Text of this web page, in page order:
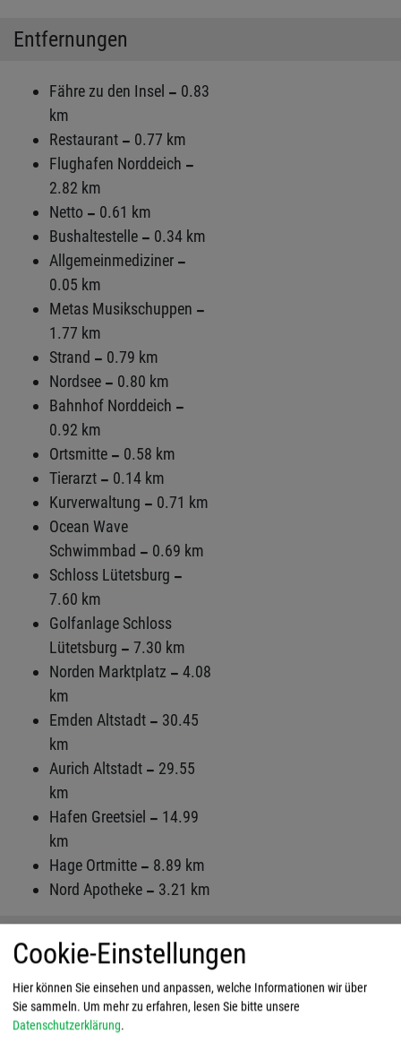
Entfernungen
Fähre zu den Insel
0.83
km
Restaurant
0.77 km
Flughafen Norddeich
2.82 km
Netto
0.61 km
Bushaltestelle
0.34 km
Allgemeinmediziner
0.05 km
Metas Musikschuppen
1.77 km
Strand
0.79 km
Nordsee
0.80 km
Bahnhof Norddeich
0.92 km
Ortsmitte
0.58 km
Tierarzt
0.14 km
Kurverwaltung
0.71 km
Ocean Wave
Schwimmbad
0.69 km
Schloss Lütetsburg
7.60 km
Golfanlage Schloss
Lütetsburg
7.30 km
Norden Marktplatz
4.08
km
Emden Altstadt
30.45
km
Aurich Altstadt
29.55
km
Hafen Greetsiel
14.99
km
Hage Ortmitte
8.89 km
Nord Apotheke
3.21 km
Bewertungen und Lage
Ich stimme der Verarbeitung von Daten
Cookie-Einstellungen
Hier können Sie einsehen und anpassen, welche Informationen wir über
Sie sammeln. Um mehr zu erfahren, lesen Sie bitte unsere
Datenschutzerklärung.